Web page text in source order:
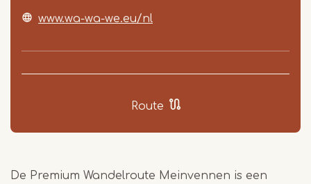
www.wa-wa-we.eu/nl
Route
De Premium Wandelroute Meinvennen is een